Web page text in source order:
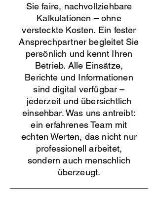
Sie faire, nachvollziehbare
Kalkulationen – ohne
versteckte Kosten. Ein fester
Ansprechpartner begleitet Sie
persönlich und kennt Ihren
Betrieb. Alle Einsätze,
Berichte und Informationen
sind digital verfügbar –
jederzeit und übersichtlich
einsehbar. Was uns antreibt:
ein erfahrenes Team mit
echten Werten, das nicht nur
professionell arbeitet,
sondern auch menschlich
überzeugt.